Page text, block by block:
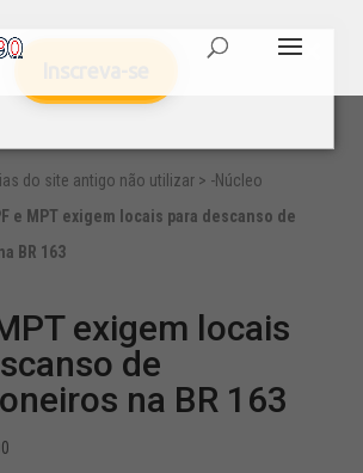
do site antigo não utilizar> -Núcleo
e MPT exigem locais para descanso de
BR 163
exigem locais
de
na BR 163